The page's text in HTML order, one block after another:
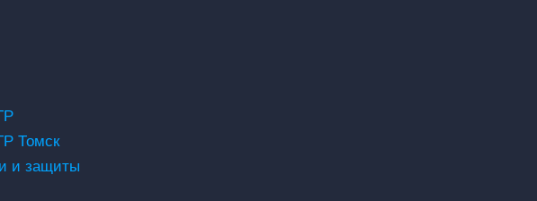
Томск
и защиты